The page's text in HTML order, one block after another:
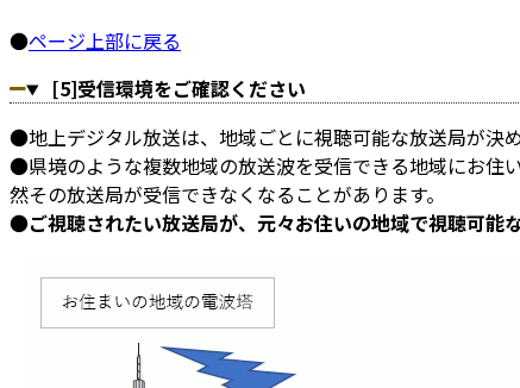
●ページ上部に戻る
[5]受信環境をご確認ください
●地上デジタル放送は、地域ごとに視聴可能な放送局が決め
●県境のような複数地域の放送波を受信できる地域にお住
然その放送局が受信できなくなることがあります。
●ご視聴されたい放送局が、元々お住いの地域で視聴可能